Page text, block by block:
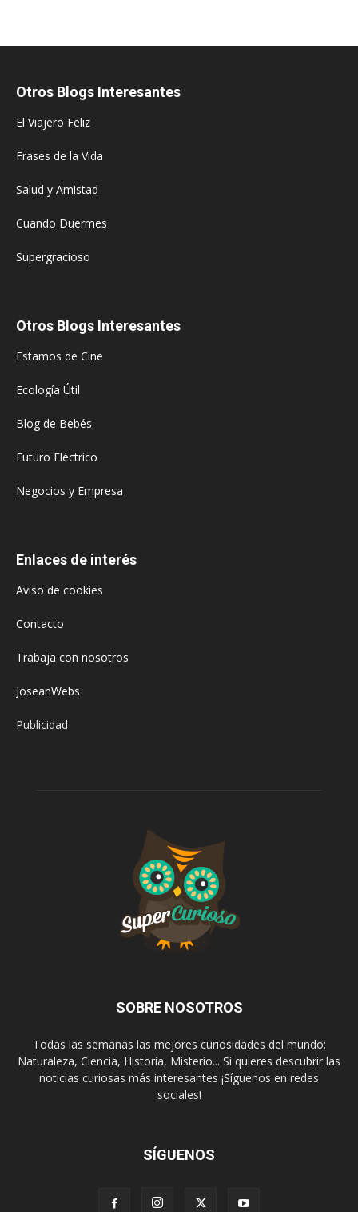
Otros Blogs Interesantes
El Viajero Feliz
Frases de la Vida
Salud y Amistad
Cuando Duermes
Supergracioso
Otros Blogs Interesantes
Estamos de Cine
Ecología Útil
Blog de Bebés
Futuro Eléctrico
Negocios y Empresa
Enlaces de interés
Aviso de cookies
Contacto
Trabaja con nosotros
JoseanWebs
Publicidad
SOBRE NOSOTROS
Todas las semanas las mejores curiosidades del mundo:
Naturaleza, Ciencia, Historia, Misterio... Si quieres descubrir las
noticias curiosas más interesantes ¡Síguenos en redes
sociales!
SÍGUENOS